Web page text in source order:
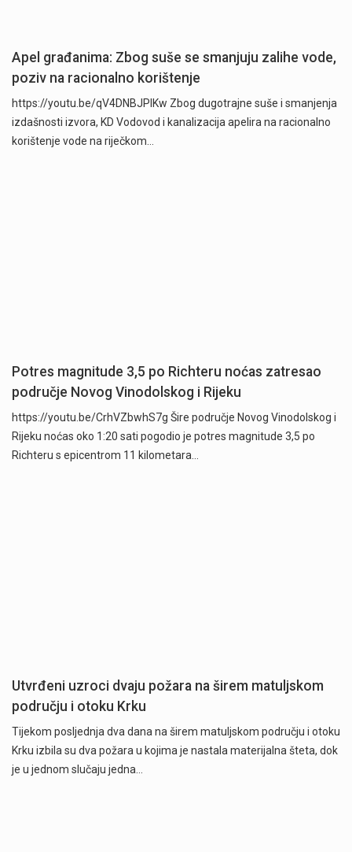
Apel građanima: Zbog suše se smanjuju zalihe vode,
poziv na racionalno korištenje
https://youtu.be/qV4DNBJPlKw Zbog dugotrajne suše i smanjenja
izdašnosti izvora, KD Vodovod i kanalizacija apelira na racionalno
korištenje vode na riječkom…
Potres magnitude 3,5 po Richteru noćas zatresao
područje Novog Vinodolskog i Rijeku
https://youtu.be/CrhVZbwhS7g Šire područje Novog Vinodolskog i
Rijeku noćas oko 1:20 sati pogodio je potres magnitude 3,5 po
Richteru s epicentrom 11 kilometara…
Utvrđeni uzroci dvaju požara na širem matuljskom
području i otoku Krku
Tijekom posljednja dva dana na širem matuljskom području i otoku
Krku izbila su dva požara u kojima je nastala materijalna šteta, dok
je u jednom slučaju jedna…